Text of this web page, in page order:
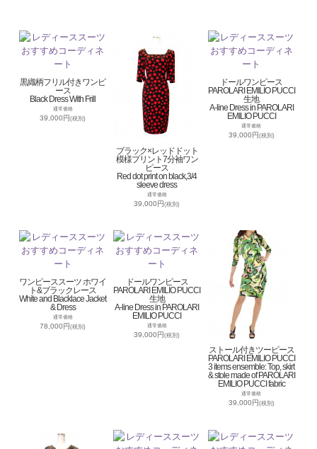
黒織柄フリル付きワンピ
ース
Black Dress With Frill
通常価格
39,000円(税別)
ブラック×レッドドット
模様プリント7分袖ワン
ピース
Red dot print on black,3/4
sleeve dress
通常価格
39,000円(税別)
ドールワンピース
PAROLARI EMILIO PUCCI
生地
A-line Dress in PAROLARI
EMILIO PUCCI
通常価格
39,000円(税別)
ワンピーススーツ ホワイ
ト&ブラックレース
White and Blacklace Jacket
& Dress
通常価格
78,000円(税別)
ドールワンピース
PAROLARI EMILIO PUCCI
生地
A-line Dress in PAROLARI
EMILIO PUCCI
通常価格
39,000円(税別)
ストール付きツーピース
PAROLARI EMILIO PUCCI
3 items ensemble: Top, skirt
& stole made of PAROLARI
EMILIO PUCCI fabric
通常価格
39,000円(税別)